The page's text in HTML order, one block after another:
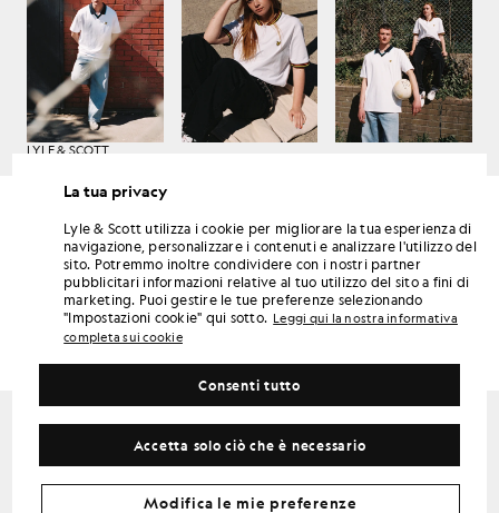
LYLE & SCOTT
LYLE & SCOTT
La tua privacy
Lyle & Scott utilizza i cookie per migliorare la tua esperienza di
navigazione, personalizzare i contenuti e analizzare l'utilizzo del
sito. Potremmo inoltre condividere con i nostri partner
pubblicitari informazioni relative al tuo utilizzo del sito a fini di
marketing. Puoi gestire le tue preferenze selezionando
"Impostazioni cookie" qui sotto. Leggi qui la nostra informativa
completa sui cookie
Accetta solo ciò che è necessario
Consenti tutto
Modifica le mie preferenze